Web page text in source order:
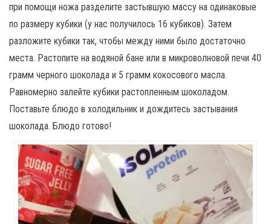
при помощи ножа разделите застывшую массу на одинаковые
по размеру кубики (у нас получилось 16 кубиков). Затем
разложите кубики так, чтобы между ними было достаточно
места. Растопите на водяной бане или в микроволновой печи 40
грамм черного шоколада и 5 грамм кокосового масла.
Равномерно залейте кубики растопленным шоколадом.
Поставьте блюдо в холодильник и дождитесь застывания
шоколада. Блюдо готово!